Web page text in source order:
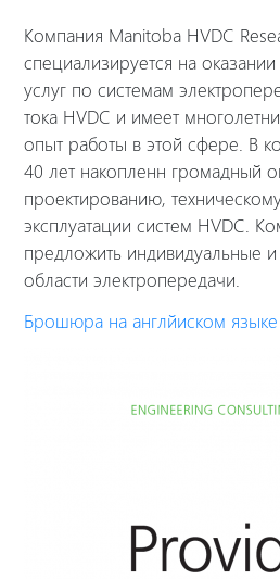
Компания Manitoba HVDC
специализируется на
услуг по системам
тока HVDC и имеет
опыт работы в этой сфере. В
40 лет накопленн громадный
проектированию,
эксплуатации систем HVDC.
предложить индивидуальные
области электропередачи.
Брошюра на англйиском языке